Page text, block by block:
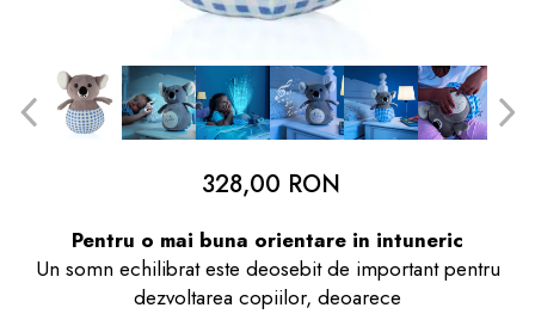
Produse îngrijire copii
Igiena copii
328,00 RON
Pentru o mai buna orientare in intuneric
Un somn echilibrat este deosebit de important pentru
dezvoltarea copiilor, deoarece